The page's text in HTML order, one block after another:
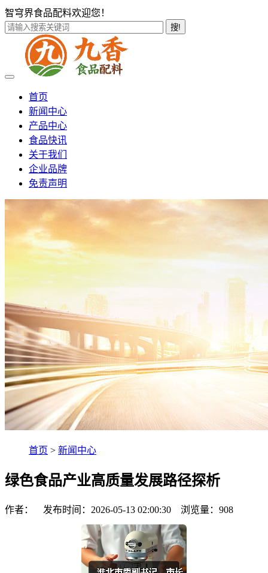
智穹界食品配料欢迎您！
搜!
首页
新闻中心
产品中心
食品快讯
关于我们
企业品牌
免责声明
首页 > 新闻中心
绿色食品产业高质量发展路径探析
作者： 发布时间：2026-05-13 02:00:30 浏览量： 908